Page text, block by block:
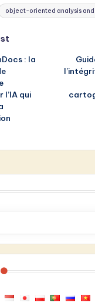
object-oriented analysis and
: la
l’IA qui